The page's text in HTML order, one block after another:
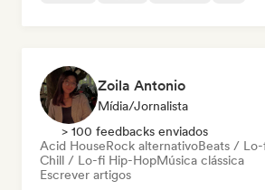
Zoila Antonio
Mídia/Jornalista
> 100 feedbacks enviados
Acid HouseRock alternativoBeats /
Chill / Lo-fi Hip-HopMúsica clássica
Escrever artigos